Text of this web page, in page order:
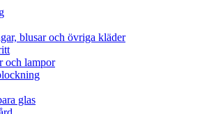
blusar och övriga kläder
och lampor
glas